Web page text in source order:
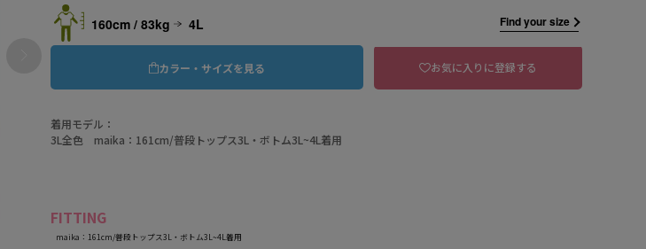
160cm / 83kg 4L Find your size
カラー・サイズを見る お気に入りに登録する
着用モデル：
3L全色 maika：161cm/普段トップス3L・ボトム3L~4L着用
FITTING
maika：161cm/普段トップス3L・ボトム3L~4L着用